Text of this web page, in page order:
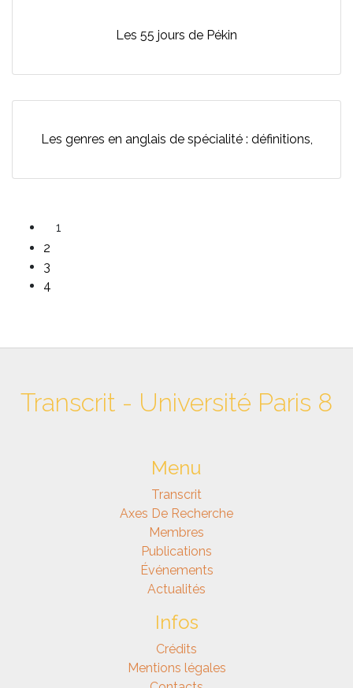
Les 55 jours de Pékin
Les genres en anglais de spécialité : définitions,
1
2
3
4
Transcrit - Université Paris 8
Menu
Transcrit
Axes De Recherche
Membres
Publications
Événements
Actualités
Infos
Crédits
Mentions légales